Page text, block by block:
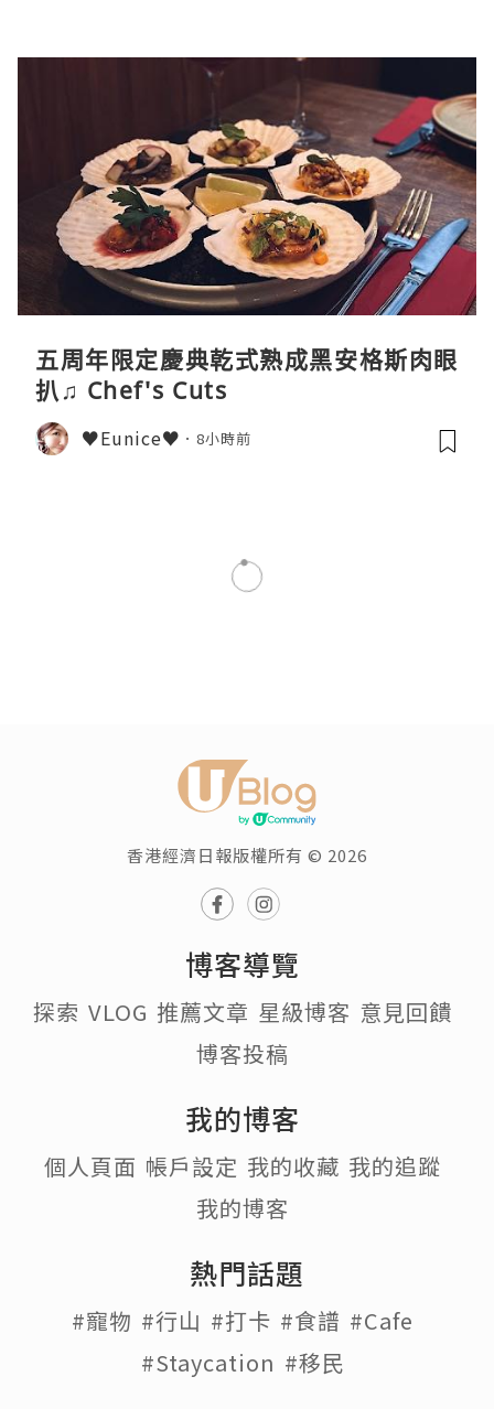
五周年限定慶典乾式熟成黑安格斯肉眼
扒♫ Chef's Cuts
♥Eunice♥ 8小時前
What'sBooMaking
發佈於 2023.12.11
《放工快煮系列》土匪雞翼
土匪雞翼係男友最愛之一，整過好多次，
醃料、做法都調整過好多次，今次最接近
更多中英食譜：
https://www.instagram.com/whatsbo